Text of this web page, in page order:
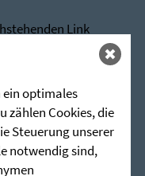
Link
hoechsten.de)
sehr gerne zur
ein optimales
zählen Cookies, die
Steuerung unserer
notwendig sind,